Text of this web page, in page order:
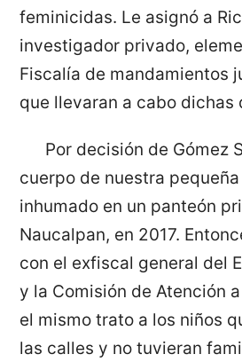
feminicidas. Le asignó a
investigador privado,
Fiscalía de mandamientos
que llevaran a cabo dichas
Por decisión de Gómez
cuerpo de nuestra
inhumado en un panteón
Naucalpan, en 2017.
con el exfiscal general del
y la Comisión de Atención
el mismo trato a los niños
las calles y no tuvieran